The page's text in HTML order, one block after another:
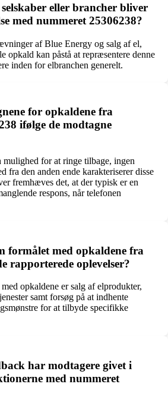
eller brancher bliver
med nummeret 25306238?
af Blue Energy og salg af el,
opkald kan påstå at repræsentere denne
inden for elbranchen generelt.
for opkaldene fra
ifølge de modtagne
mulighed for at ringe tilbage, ingen
fra den anden ende karakteriserer disse
fremhæves det, at der typisk er en
respons, når telefonen
formålet med opkaldene fra
rapporterede oplevelser?
opkaldene er salg af elprodukter,
samt forsøg på at indhente
for at tilbyde specifikke
har modtagere givet i
med nummeret